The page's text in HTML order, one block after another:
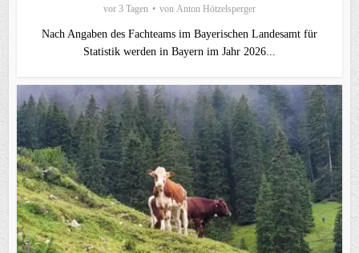
vor 3 Tagen von Anton Hötzelsperger
Nach Angaben des Fachteams im Bayerischen Landesamt für
Statistik werden in Bayern im Jahr 2026...